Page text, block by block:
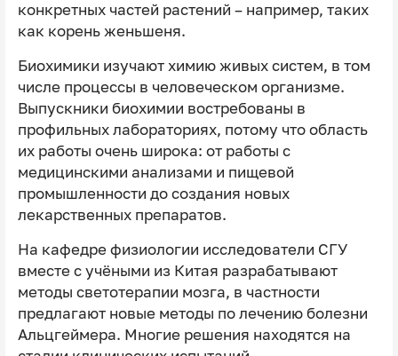
конкретных частей растений – например, таких
как корень женьшеня.
Биохимики изучают химию живых систем, в том
числе процессы в человеческом организме.
Выпускники биохимии востребованы в
профильных лабораториях, потому что область
их работы очень широка: от работы с
медицинскими анализами и пищевой
промышленности до создания новых
лекарственных препаратов.
На кафедре физиологии исследователи СГУ
вместе с учёными из Китая разрабатывают
методы светотерапии мозга, в частности
предлагают новые методы по лечению болезни
Альцгеймера. Многие решения находятся на